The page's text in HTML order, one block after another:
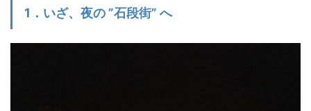
1．いざ、夜の ”石段街” へ